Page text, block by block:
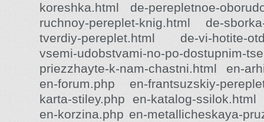
koreshka.html de-perepletnoe-
ruchnoy-pereplet-knig.html de-
tverdiy-pereplet.html de-vi-hotite-
vsemi-udobstvami-no-po-dostupnim-
priezzhayte-k-nam-chastni.html en-
en-forum.php en-frantsuzskiy-
karta-stiley.php en-katalog-ssilok.html
en-korzina.php en-metallicheskaya-